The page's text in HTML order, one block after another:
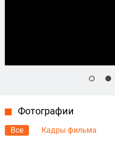
Фотографии
Все Кадры фильма